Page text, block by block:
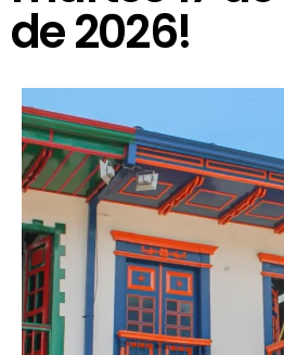
de 2026!